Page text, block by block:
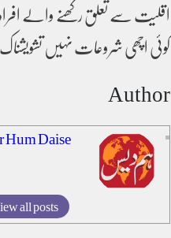
اقلیت سے تعلق رکھنے والے
کوئی اچھی شروعات نہیں
Author
Daise
all posts